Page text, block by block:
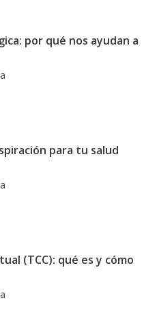
por qué nos ayudan a
para tu salud
(TCC): qué es y cómo